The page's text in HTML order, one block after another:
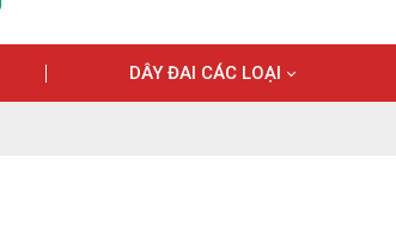
DÂY ĐAI CÁC LOẠI